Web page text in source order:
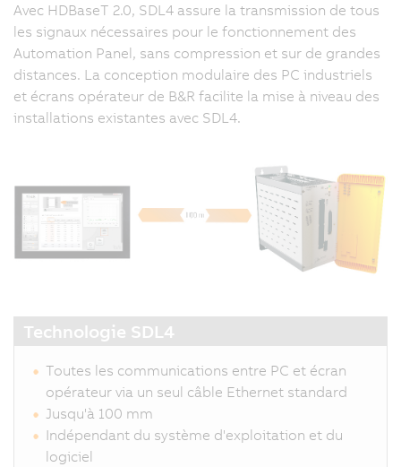
Avec HDBaseT 2.0, SDL4 assure la transmission de tous
les signaux nécessaires pour le fonctionnement des
Automation Panel, sans compression et sur de grandes
distances. La conception modulaire des PC industriels
et écrans opérateur de B&R facilite la mise à niveau des
installations existantes avec SDL4.
Technologie SDL4
Toutes les communications entre PC et écran
opérateur via un seul câble Ethernet standard
Jusqu'à 100 mm
Indépendant du système d'exploitation et du
logiciel